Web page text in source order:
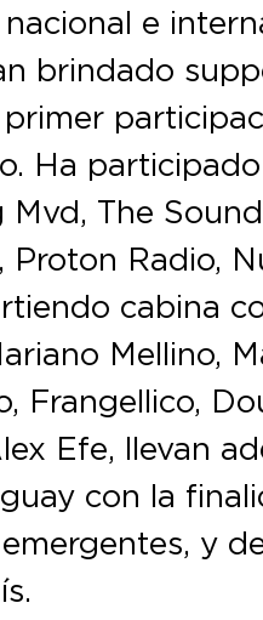
e
brindado
Ha
The
Radio,
cabina
Mellino,
Frangellico,
Efe, llevan
con la
y